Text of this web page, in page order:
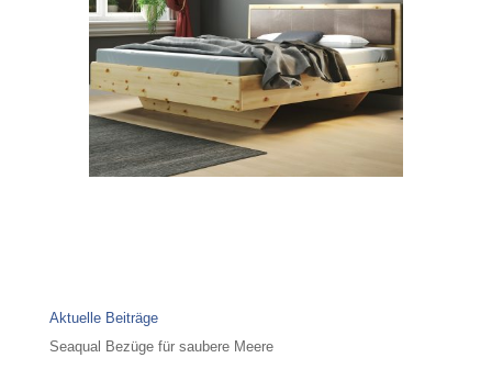
Aktuelle Beiträge
Seaqual Bezüge für saubere Meere